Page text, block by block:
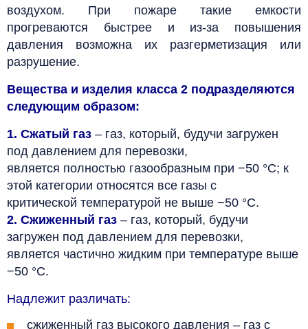
воздухом. При пожаре такие емкости
прогреваются быстрее и из-за повышения
давления возможна их разгерметизация или
разрушение.
Вещества и изделия класса 2 подразделяются
следующим образом:
1. Сжатый газ – газ, который, будучи загружен
под давлением для перевозки,
является полностью газообразным при −50 °С; к
этой категории относятся все газы с
критической температурой не выше −50 °С.
2. Сжиженный газ – газ, который, будучи
загружен под давлением для перевозки,
является частично жидким при температуре выше
−50 °С.
Надлежит различать:
сжиженный газ высокого давления – газ с